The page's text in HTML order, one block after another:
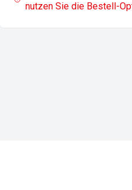
nutzen Sie die Bestell-